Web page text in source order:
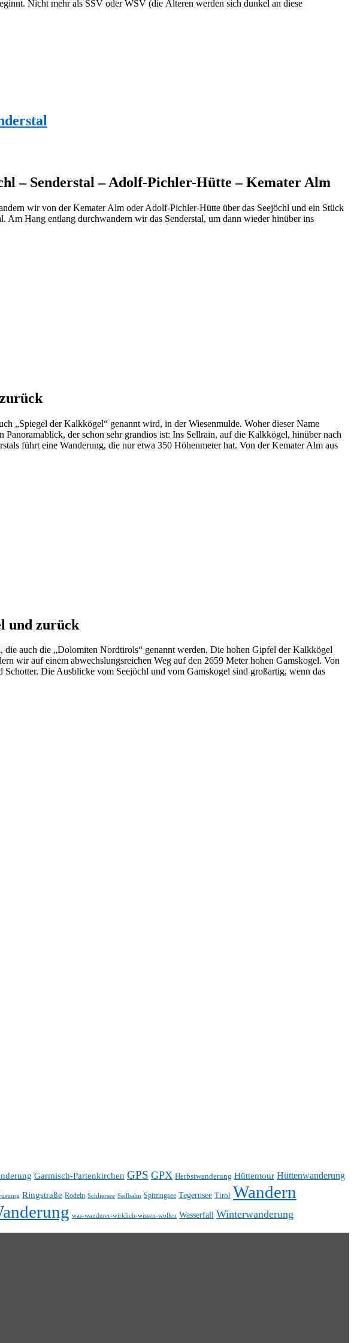
Nicht mehr als SSV oder WSV (die Älteren werden sich dunkel an diese
– Senderstal – Adolf-Pichler-Hütte – Kemater Alm
wir von der Kemater Alm oder Adolf-Pichler-Hütte über das Seejöchl und ein Stück
Am Hang entlang durchwandern wir das Senderstal, um dann wieder hinüber ins
„Spiegel der Kalkkögel“ genannt wird, in der Wiesenmulde. Woher dieser Name
der schon sehr grandios ist: Ins Sellrain, auf die Kalkkögel, hinüber nach
führt eine Wanderung, die nur etwa 350 Höhenmeter hat. Von der Kemater Alm aus
und zurück
die auch die „Dolomiten Nordtirols“ genannt werden. Die hohen Gipfel der Kalkkögel
wir auf einem abwechslungsreichen Weg auf den 2659 Meter hohen Gamskogel. Von
Die Ausblicke vom Seejöchl und vom Gamskogel sind großartig, wenn das
Garmisch-Partenkirchen GPS GPX Herbstwanderung Hüttentour Hüttenwanderung
Ringstraße Rodeln Schliersee Seilbahn Spitzingsee Tegernsee Tirol Wandern
was-wanderer-wirklich-wissen-wollen Wasserfall Winterwanderung